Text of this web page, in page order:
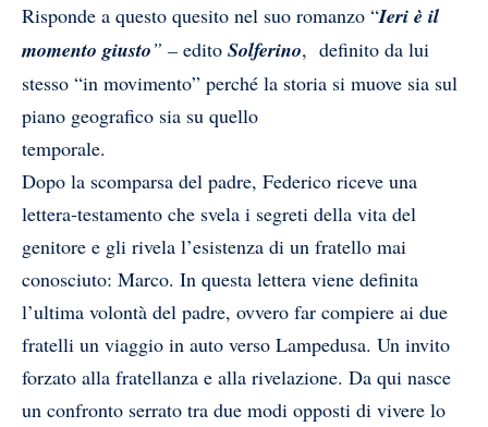
Risponde a questo quesito nel suo romanzo “Ieri è il
momento giusto” – edito Solferino, definito da lui
stesso “in movimento” perché la storia si muove sia sul
piano geografico sia su quello
temporale.
Dopo la scomparsa del padre, Federico riceve una
lettera-testamento che svela i segreti della vita del
genitore e gli rivela l’esistenza di un fratello mai
conosciuto: Marco. In questa lettera viene definita
l’ultima volontà del padre, ovvero far compiere ai due
fratelli un viaggio in auto verso Lampedusa. Un invito
forzato alla fratellanza e alla rivelazione. Da qui nasce
un confronto serrato tra due modi opposti di vivere lo